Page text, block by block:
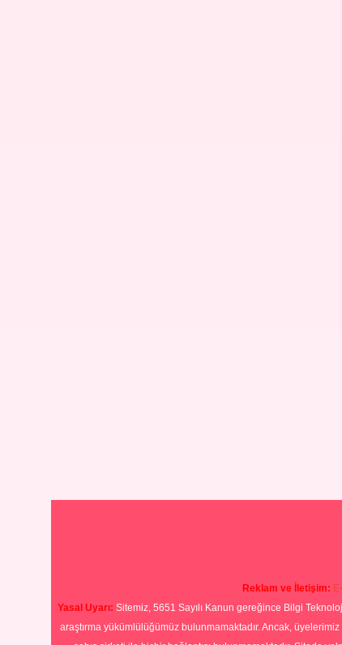
Reklam ve İletişim:
Yasal Uyarı: Sitemiz, 5651 Sayılı Kanun gereğince Bilgi
araştırma yükümlülüğümüz bulunmamaktadır. Ancak,